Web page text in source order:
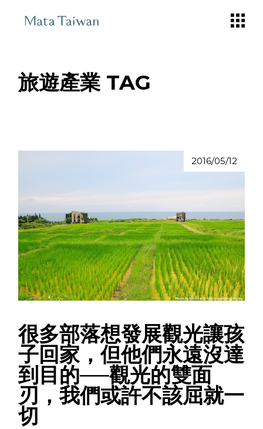
旅遊產業 TAG
2016/05/12
很多部落想發展觀光讓孩
子回家，但他們永遠沒達
到目的──觀光的雙面
刃，我們或許不該屈就一
切